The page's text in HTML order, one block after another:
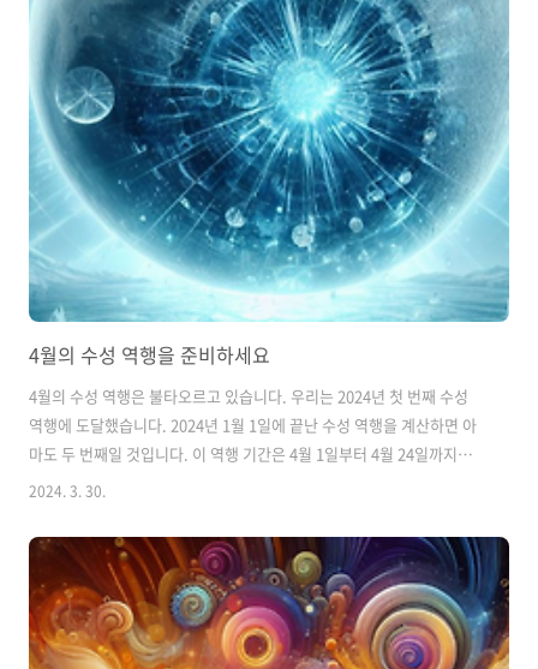
4월의 수성 역행을 준비하세요
4월의 수성 역행은 불타오르고 있습니다. 우리는 2024년 첫 번째 수성
역행에 도달했습니다. 2024년 1월 1일에 끝난 수성 역행을 계산하면 아
마도 두 번째일 것입니다. 이 역행 기간은 4월 1일부터 4월 24일까지입
니다. 점성술에 관한 많은 대화. 모르는 사람들을 위해 설명하자면, 수성
움직이는 것처럼 보이는 현상입니다. 이 사건은 지난 몇 년 동안 팝 점성
술에서 상당한 주목을 받아 왔으며 많은 천문광들이 수성 역행의 개념에
익숙하겠지만 이 특별한 이동은 특히 복잡할 것입니다. 당신이 알아야 할
사항은 다음과 같습니다. 수성 역행이란? 점성가 쥘 페라리(Jules
Ferrari)는 수성 역행을 "지구의 관점에서 볼 때 우리가 태..
2024. 3. 30.